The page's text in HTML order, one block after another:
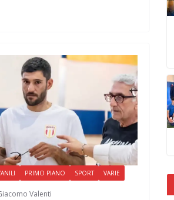
PRIMO PIANO SPORT VARIE
Valenti